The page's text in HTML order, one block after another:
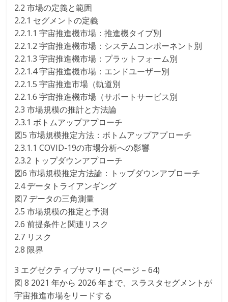
2.2 市場の定義と範囲
2.2.1 セグメントの定義
2.2.1.1 宇宙推進機市場：推進機タイプ別
2.2.1.2 宇宙推進機市場：システムコンポーネント別
2.2.1.3 宇宙推進機市場：プラットフォーム別
2.2.1.4 宇宙推進機市場：エンドユーザー別
2.2.1.5 宇宙推進市場（軌道別
2.2.1.6 宇宙推進機市場（サポートサービス別
2.3 市場規模の推計と方法論
2.3.1 ボトムアップアプローチ
図5 市場規模推定方法：ボトムアップアプローチ
2.3.1.1 COVID-19の市場分析への影響
2.3.2 トップダウンアプローチ
図6 市場規模推定方法論：トップダウンアプローチ
2.4 データトライアンギング
図7 データの三角測量
2.5 市場規模の推定と予測
2.6 前提条件と関連リスク
2.7 リスク
2.8 限界
3 エグゼクティブサマリー (ページ – 64)
図 8 2021 年から 2026 年まで、スラスタセグメントが
宇宙推進市場をリードする